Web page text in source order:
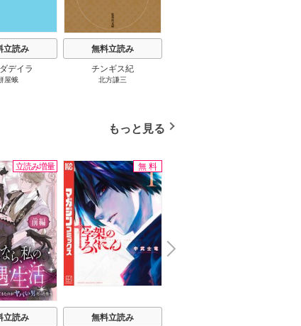
立読み
デイラ
屋蛾
無料立読み
チンギス紀
北方謙三
もっと見る
立読み増量
立読み
無料
無料立読み
N
e
x
t